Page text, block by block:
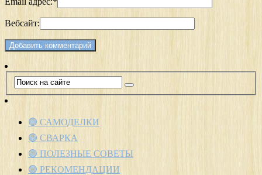
Вебсайт:
🟢 САМОДЕЛКИ
🟢 СВАРКА
🟢 ПОЛЕЗНЫЕ СОВЕТЫ
🟢 РЕКОМЕНДАЦИИ